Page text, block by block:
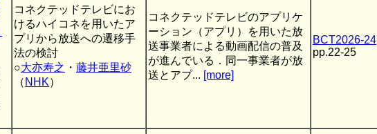
コネクテッドテレビにお
けるハイコネを用いたア
プリから放送への遷移手
法の検討
○大亦寿之 ・ 藤井亜里砂
（ NHK）
コネクテッドテレビのアプリケ
ーション（アプリ）を用いた放
送事業者による動画配信の普及
が進んでいる．同一事業者が放
送とアプ... [more]
BCT2026-24
pp.22-25